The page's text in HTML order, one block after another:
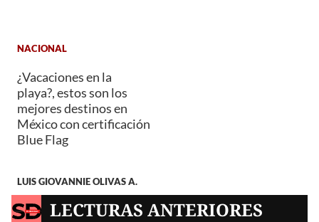
NACIONAL
¿Vacaciones en la
playa?, estos son los
mejores destinos en
México con certificación
Blue Flag
LUIS GIOVANNIE OLIVAS A.
LECTURAS ANTERIORES